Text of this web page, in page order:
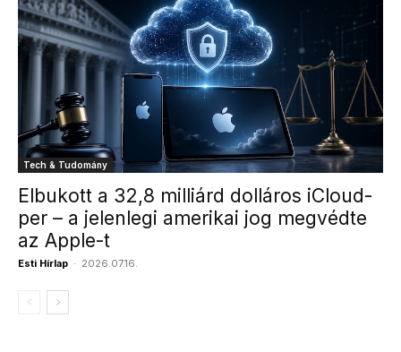
Tech & Tudomány
Elbukott a 32,8 milliárd dolláros iCloud-
per – a jelenlegi amerikai jog megvédte
az Apple-t
Esti Hírlap - 2026.07.16.